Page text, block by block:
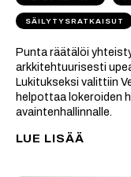
SÄILYTYSRATKAISUT
Punta räätälöi
arkkitehtuurisesti
Lukitukseksi valittiin
helpottaa lokeroiden
avaintenhallinnalle.
LUE LISÄÄ